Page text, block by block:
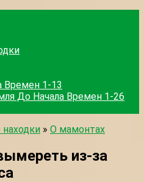
Времен 1-13
До Начала Времен 1-26
находки » О мамонтах
из-за